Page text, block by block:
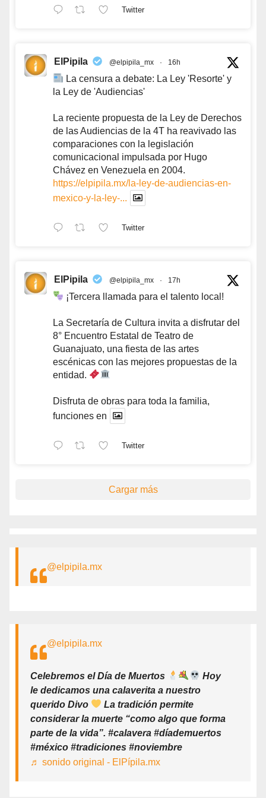
Twitter
ElPipila @elpipila_mx · 16h
La censura a debate: La Ley 'Resorte' y
la Ley de 'Audiencias'
La reciente propuesta de la Ley de Derechos
de las Audiencias de la 4T ha reavivado las
comparaciones con la legislación
comunicacional impulsada por Hugo
Chávez en Venezuela en 2004.
https://elpipila.mx/la-ley-de-audiencias-en-
mexico-y-la-ley-...
Twitter
ElPipila @elpipila_mx · 17h
¡Tercera llamada para el talento local!
La Secretaría de Cultura invita a disfrutar del
8° Encuentro Estatal de Teatro de
Guanajuato, una fiesta de las artes
escénicas con las mejores propuestas de la
entidad.
Disfruta de obras para toda la familia,
funciones en
Twitter
Cargar más
@elpipila.mx
@elpipila.mx
Celebremos el Día de Muertos
Hoy
le dedicamos una calaverita a nuestro
querido Divo
La tradición permite
considerar la muerte “como algo que forma
parte de la vida”. #calavera #díademuertos
#méxico #tradiciones #noviembre
♬ sonido original - ElPípila.mx